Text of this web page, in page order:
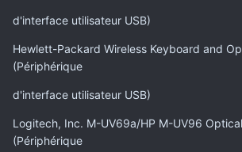
d'interface utilisateur USB)
Hewlett-Packard Wireless Keyboard and
(Périphérique
d'interface utilisateur USB)
Logitech, Inc. M-UV69a/HP M-UV96
(Périphérique